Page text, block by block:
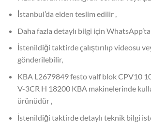
İstanbul’da elden teslim edilir ,
Daha fazla detaylı bilgi için
İstenildiği taktirde çalıştırılıp videosu
gönderilebilir,
KBA L2679849 festo valf blok CPV10
V-3CR H 18200 KBA makinelerinde
ürünüdür ,
İstenildiği taktirde detaylı teknik bilgi